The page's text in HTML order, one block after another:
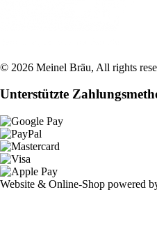
© 2026 Meinel Bräu, All rights
Unterstützte
Website & Online-Shop powered